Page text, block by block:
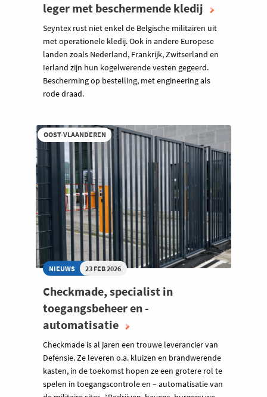
leger met beschermende kledij
Seyntex rust niet enkel de Belgische militairen uit
met operationele kledij. Ook in andere Europese
landen zoals Nederland, Frankrijk, Zwitserland en
Ierland zijn hun kogelwerende vesten gegeerd.
Bescherming op bestelling, met engineering als
rode draad.
OOST-VLAANDEREN
NIEUWS 23 FEB 2026
Checkmade, specialist in
toegangsbeheer en -
automatisatie
Checkmade is al jaren een trouwe leverancier van
Defensie. Ze leveren o.a. kluizen en brandwerende
kasten, in de toekomst hopen ze een grotere rol te
spelen in toegangscontrole en – automatisatie van